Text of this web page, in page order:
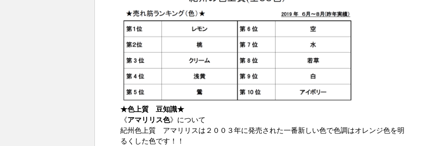
★色上質 豆知識★
《アマリリス色》について
紀州色上質 アマリリスは２００３年に発売された一番新しい色で色調はオレンジ色を明
るくした色です！！